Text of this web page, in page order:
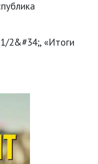
2&#34;, «Итоги